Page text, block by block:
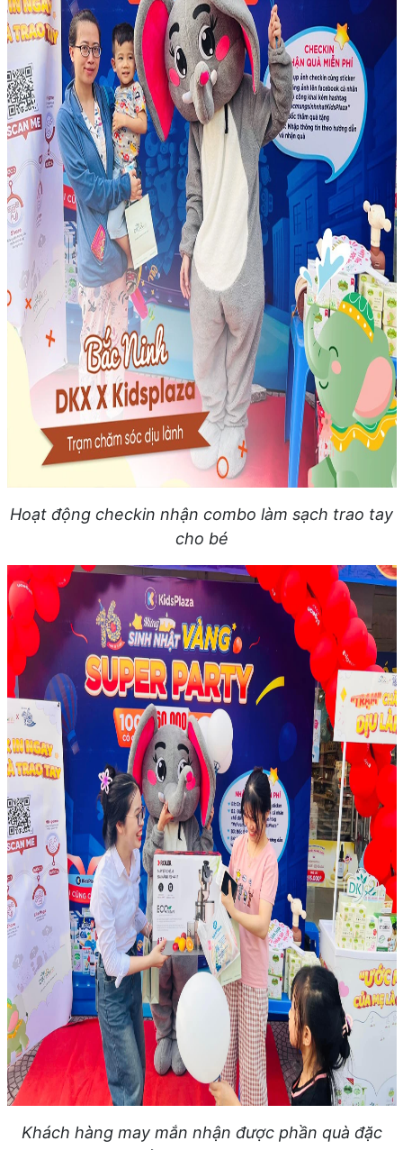
Hoạt động checkin nhận combo làm sạch trao tay
cho bé
Khách hàng may mắn nhận được phần quà đặc